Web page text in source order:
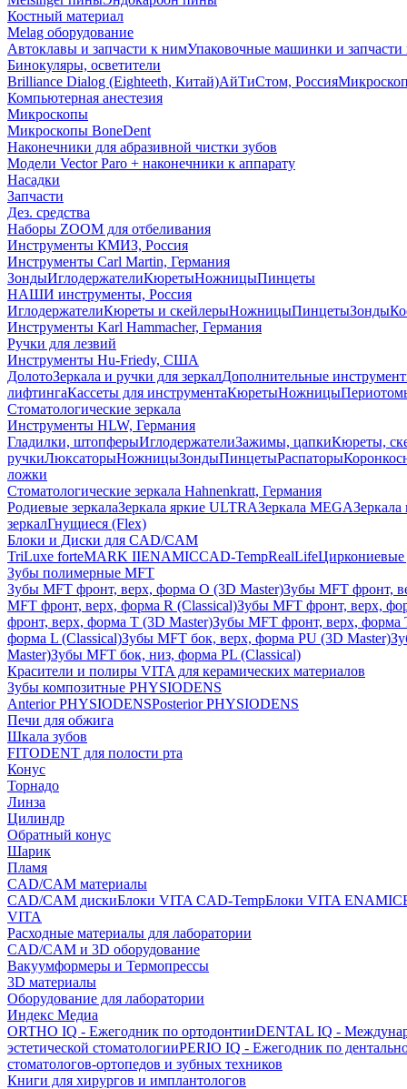
Костный материал
Melag оборудование
Автоклавы и запчасти к нимУпаковочные машинки и
Бинокуляры, осветители
Brilliance Dialog (Eighteeth, Китай)АйТиСтом, Россия
Компьютерная анестезия
Микроскопы
Микроскопы BoneDent
Наконечники для абразивной чистки зубов
Модели Vector Paro + наконечники к аппарату
Насадки
Запчасти
Дез. средства
Наборы ZOOM для отбеливания
Инструменты КМИЗ, Россия
Инструменты Carl Martin, Германия
ЗондыИглодержателиКюретыНожницыПинцеты
НАШИ инструменты, Россия
ИглодержателиКюреты и скейлерыНожницыПинцетыЗонды
Инструменты Karl Hammacher, Германия
Ручки для лезвий
Инструменты Hu-Friedy, США
ДолотоЗеркала и ручки для зеркалДополнительные
лифтингаКассеты для инструментаКюретыНожницы
Стоматологические зеркала
Инструменты HLW, Германия
Гладилки, штопферыИглодержателиЗажимы, цапкиКюреты,
ручкиЛюксаторыНожницыЗондыПинцетыРаспаторы
ложки
Стоматологические зеркала Hahnenkratt, Германия
Родиевые зеркалаЗеркала яркие ULTRAЗеркала MEGAЗеркала
зеркалГнущиеся (Flex)
Блоки и Диски для CAD/CAM
TriLuxe forteMARK IIENAMICCAD-TempRealLifeЦиркониевые
Зубы полимерные MFT
Зубы MFT фронт, верх, форма O (3D Master)Зубы MFT фронт,
MFT фронт, верх, форма R (Classical)Зубы MFT фронт, верх,
фронт, верх, форма T (3D Master)Зубы MFT фронт, верх, форма
форма L (Classical)Зубы MFT бок, верх, форма PU (3D Master)
Master)Зубы MFT бок, низ, форма PL (Classical)
Красители и полиры VITA для керамических материалов
Зубы композитные PHYSIODENS
Anterior PHYSIODENSPosterior PHYSIODENS
Печи для обжига
Шкала зубов
FITODENT для полости рта
Конус
Торнадо
Линза
Цилиндр
Обратный конус
Шарик
Пламя
CAD/CAM материалы
CAD/CAM дискиБлоки VITA CAD-TempБлоки VITA ENAMIC
VITA
Расходные материалы для лаборатории
CAD/CAM и 3D оборудование
Вакуумформеры и Термопрессы
3D материалы
Оборудование для лаборатории
Индекс Медиа
ORTHO IQ - Ежегодник по ортодонтииDENTAL IQ -
эстетической стоматологииPERIO IQ - Ежегодник по
стоматологов-ортопедов и зубных техников
Книги для хирургов и имплантологов